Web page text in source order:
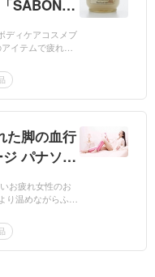
SABON」
ディケアコスメブ
イテムで疲れた
た脚の血行
パナソニ
お疲れ女性のお
温めながらふく